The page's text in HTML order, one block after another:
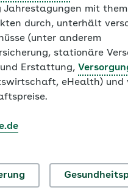
Jahrestagungen mit
durch, unterhält
(unter anderem
stationäre
und Erstattung,
eHealth) und